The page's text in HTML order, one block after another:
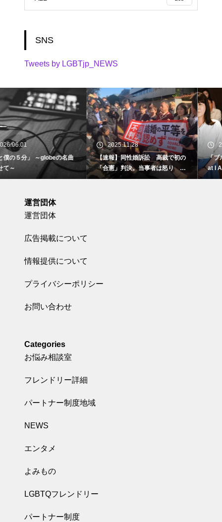
SNS
Tweets by LGBTjp_NEWS
2025.11.28
【速報】同性婚訴訟 高裁で初の
「合憲」判決。当事者は怒り 東
京地裁で
2025.10.19
「ブルーボーイ事件」 ～I Am Wh
at I Am～
運営団体
運営団体
広告掲載について
情報提供について
プライバシーポリシー
お問い合わせ
Categories
お悩み相談室
フレンドリー詳細
パートナー制度地域
NEWS
エンタメ
よみもの
LGBTQフレンドリー
パートナー制度